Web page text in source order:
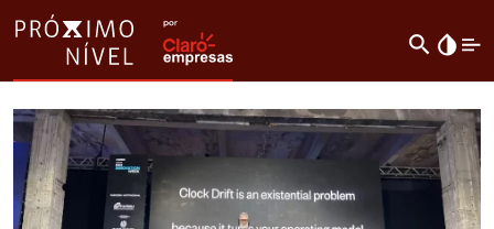
search invert_colors